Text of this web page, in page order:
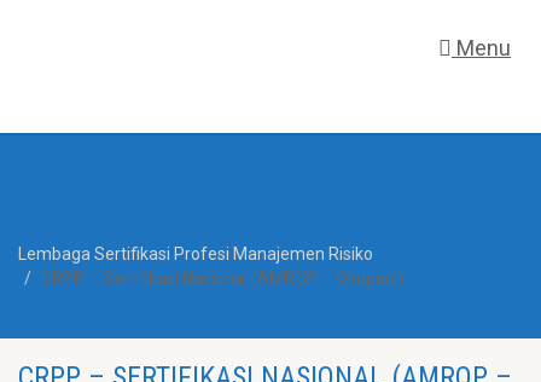
Menu
Lembaga Sertifikasi Profesi Manajemen Risiko
CRPP – Sertifikasi Nasional (AMROP – Okupasi)